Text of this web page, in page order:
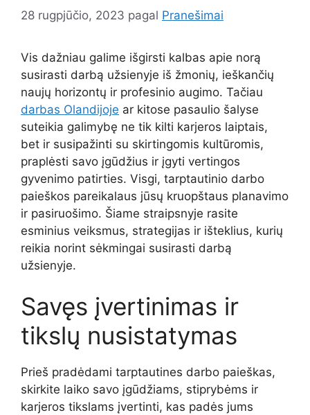
28 rugpjūčio, 2023 pagal Pranešimai
Vis dažniau galime išgirsti kalbas apie norą
susirasti darbą užsienyje iš žmonių, ieškančių
naujų horizontų ir profesinio augimo. Tačiau
darbas Olandijoje ar kitose pasaulio šalyse
suteikia galimybę ne tik kilti karjeros laiptais,
bet ir susipažinti su skirtingomis kultūromis,
praplėsti savo įgūdžius ir įgyti vertingos
gyvenimo patirties. Visgi, tarptautinio darbo
paieškos pareikalaus jūsų kruopštaus planavimo
ir pasiruošimo. Šiame straipsnyje rasite
esminius veiksmus, strategijas ir išteklius, kurių
reikia norint sėkmingai susirasti darbą
užsienyje.
Savęs įvertinimas ir
tikslų nusistatymas
Prieš pradėdami tarptautines darbo paieškas,
skirkite laiko savo įgūdžiams, stiprybėms ir
karjeros tikslams įvertinti, kas padės jums